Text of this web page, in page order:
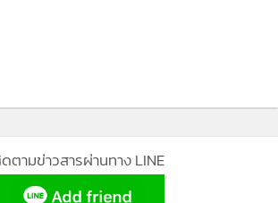
ตามข่าวสารผ่านทาง LINE